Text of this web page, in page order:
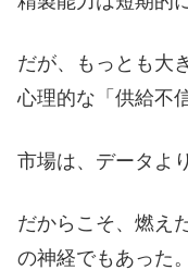
だが、もっとも大
心理的な「供給不
市場は、データよ
だからこそ、燃え
の神経でもあった。